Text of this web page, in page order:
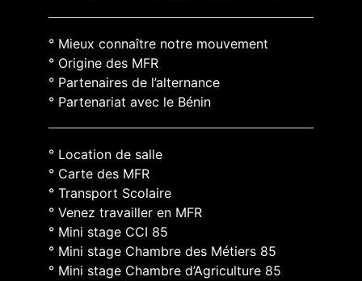
° Mieux connaître notre mouvement
° Origine des MFR
° Partenaires de l’alternance
° Partenariat avec le Bénin
° Location de salle
° Carte des MFR
° Transport Scolaire
° Venez travailler en MFR
° Mini stage CCI 85
° Mini stage Chambre des Métiers 85
° Mini stage Chambre d’Agriculture 85